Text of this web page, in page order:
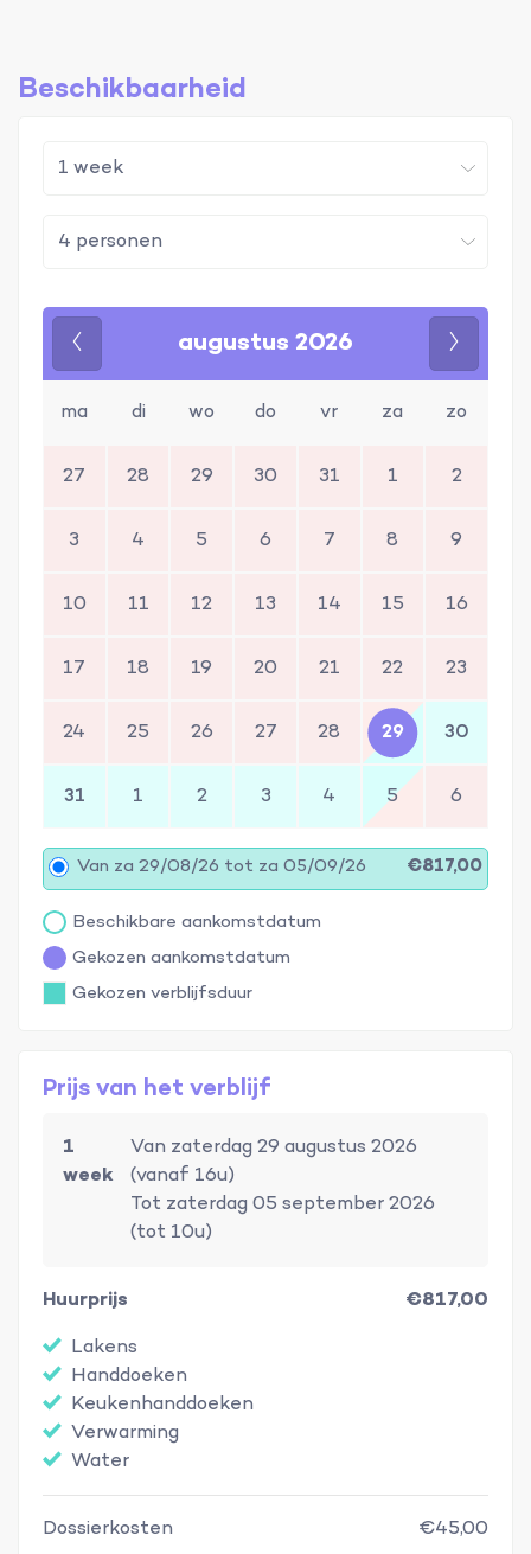
Beschikbaarheid
augustus 2026
ma di wo do vr za zo
27 28 29 30 31 1 2
3 4 5 6 7 8 9
10 11 12 13 14 15 16
17 18 19 20 21 22 23
24 25 26 27 28 29 30
31 1 2 3 4 5 6
Van za 29/08/26 tot za 05/09/26 €817,00
Beschikbare aankomstdatum
Gekozen aankomstdatum
Gekozen verblijfsduur
Prijs van het verblijf
1
week
Van zaterdag 29 augustus 2026
(vanaf 16u)
Tot zaterdag 05 september 2026
(tot 10u)
Huurprijs
€817,00
Lakens
Handdoeken
Keukenhanddoeken
Verwarming
Water
Dossierkosten €45,00